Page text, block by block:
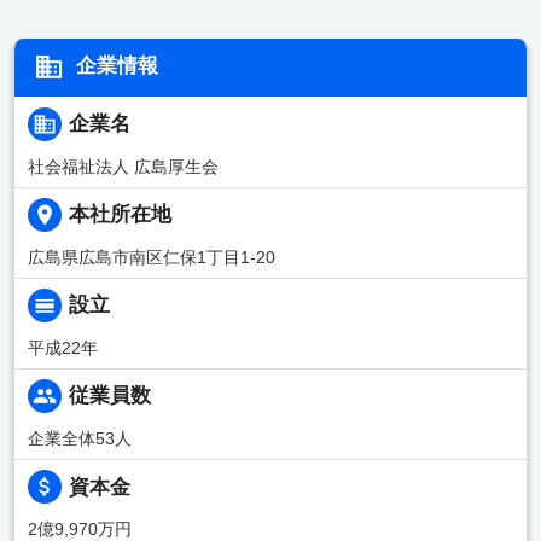
企業情報
企業名
社会福祉法人 広島厚生会
本社所在地
広島県広島市南区仁保1丁目1-20
設立
平成22年
従業員数
企業全体53人
資本金
2億9,970万円